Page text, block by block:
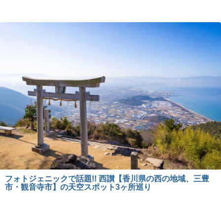
フォトジェニックで話題!! 西讃【香川県の西の地域、三豊
市・観音寺市】の天空スポット3ヶ所巡り